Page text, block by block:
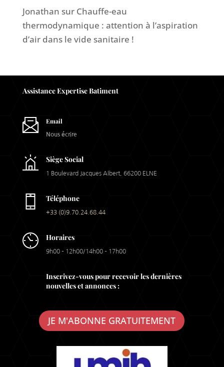
Jonathan sur Chauffe-eau
thermodynamique : attention à l’aspiration
d’air dans le vide sanitaire !
Assistance Expertise Batiment
Email
Nous écrire
Siège Social
1 Boulevard Jacques Albert, 66200 ELNE
Téléphone
+33 (0)9.70.24.68.44
Horaires
9h00 – 12h00/14h00 – 17h00
Inscrivez-vous pour recevoir les dernières
nouvelles et annonces :
JE M'ABONNE GRATUITEMENT